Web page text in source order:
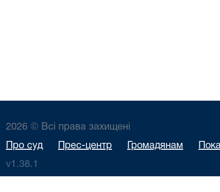
2026 © Всі права захищені
Про суд Прес-центр Громадянам
v1.38.1